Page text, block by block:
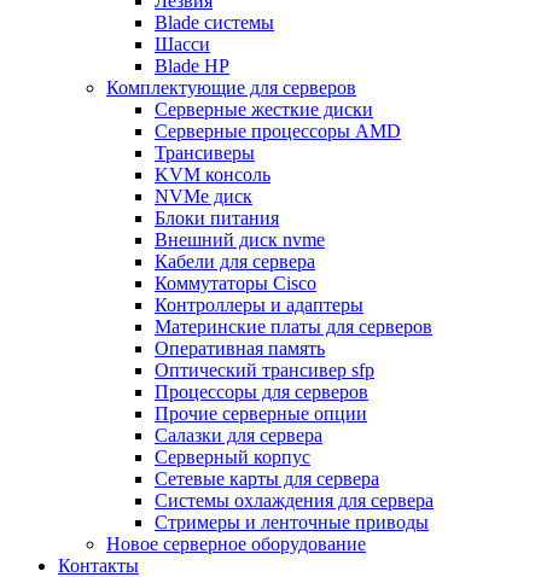
Blade системы
Шасси
Blade HP
Комплектующие для серверов
Серверные жесткие диски
Серверные процессоры AMD
Трансиверы
KVM консоль
NVMe диск
Блоки питания
Внешний диск nvme
Кабели для сервера
Коммутаторы Cisco
Контроллеры и адаптеры
Материнские платы для серверов
Оперативная память
Оптический трансивер sfp
Процессоры для серверов
Прочие серверные опции
Салазки для сервера
Серверный корпус
Сетевые карты для сервера
Системы охлаждения для сервера
Стримеры и ленточные приводы
Новое серверное оборудование
Контакты